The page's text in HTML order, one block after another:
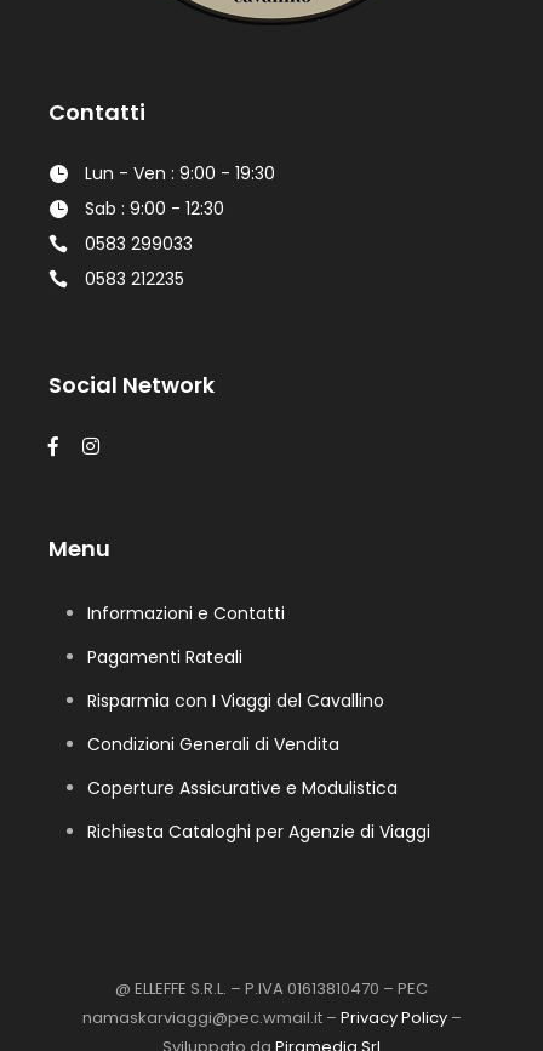
Contatti
Lun - Ven : 9:00 - 19:30
Sab : 9:00 - 12:30
0583 299033
0583 212235
Social Network
Menu
Informazioni e Contatti
Pagamenti Rateali
Risparmia con I Viaggi del Cavallino
Condizioni Generali di Vendita
Coperture Assicurative e Modulistica
Richiesta Cataloghi per Agenzie di Viaggi
@ ELLEFFE S.R.L. – P.IVA 01613810470 – PEC
namaskarviaggi@pec.wmail.it – Privacy Policy–